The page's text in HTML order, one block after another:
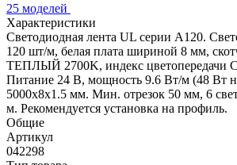
25 моделей
Характеристики
Светодиодная лента UL серии A120.
120 шт/м, белая плата шириной 8 мм,
ТЕПЛЫЙ 2700K, индекс цветопередачи
Питание 24 В, мощность 9.6 Вт/м (48 Вт
5000x8x1.5 мм. Мин. отрезок 50 мм, 6
м. Рекомендуется установка на профиль.
Общие
Артикул
042298